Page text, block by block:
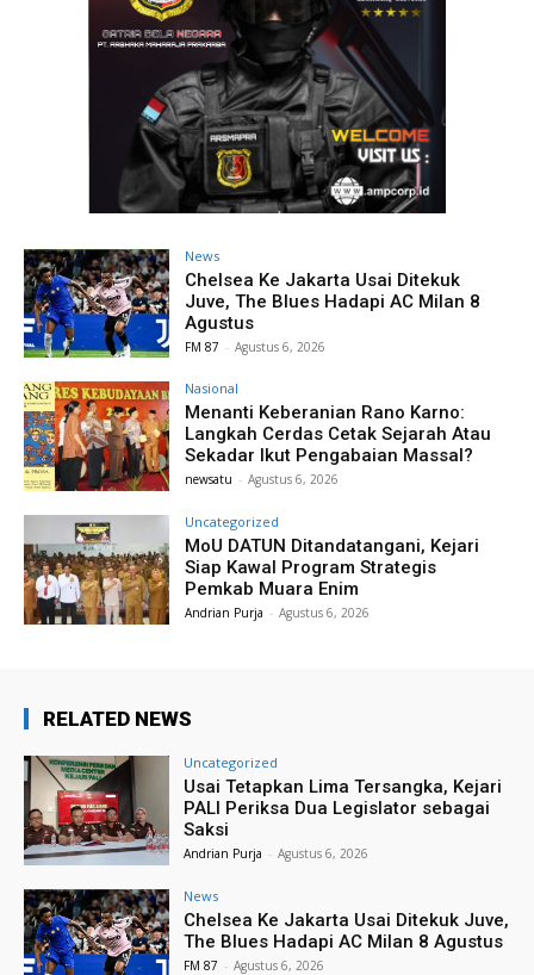
News
Chelsea Ke Jakarta Usai Ditekuk
Juve, The Blues Hadapi AC Milan 8
Agustus
FM 87 - Agustus 6, 2026
Nasional
Menanti Keberanian Rano Karno:
Langkah Cerdas Cetak Sejarah Atau
Sekadar Ikut Pengabaian Massal?
newsatu - Agustus 6, 2026
Uncategorized
MoU DATUN Ditandatangani, Kejari
Siap Kawal Program Strategis
Pemkab Muara Enim
Andrian Purja - Agustus 6, 2026
RELATED NEWS
Uncategorized
Usai Tetapkan Lima Tersangka, Kejari
PALI Periksa Dua Legislator sebagai
Saksi
Andrian Purja - Agustus 6, 2026
News
Chelsea Ke Jakarta Usai Ditekuk Juve,
The Blues Hadapi AC Milan 8 Agustus
FM 87 - Agustus 6, 2026